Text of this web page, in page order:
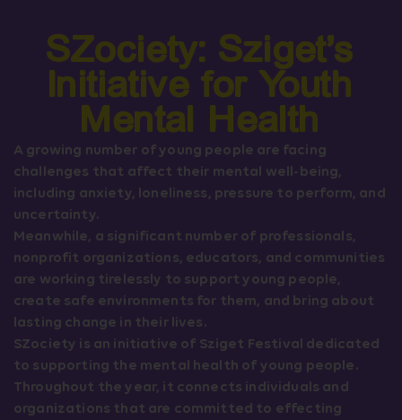
SZociety: Sziget’s
Initiative for Youth
Mental Health
A growing number of young people are facing
challenges that affect their mental well-being,
including anxiety, loneliness, pressure to perform, and
uncertainty.
Meanwhile, a significant number of professionals,
nonprofit organizations, educators, and communities
are working tirelessly to support young people,
create safe environments for them, and bring about
lasting change in their lives.
SZociety is an initiative of Sziget Festival dedicated
to supporting the mental health of young people.
Throughout the year, it connects individuals and
organizations that are committed to effecting